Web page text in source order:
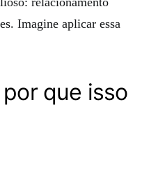
Imagine aplicar essa
que isso